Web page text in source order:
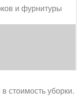
и фурнитуры
стоимость уборки.